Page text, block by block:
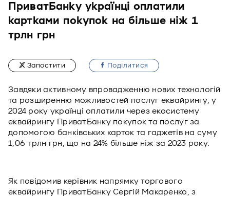
ПриватБанку українці оплатили
картками покупок на більше ніж 1
трлн грн
Запостити Подiлитися
Завдяки активному впровадженню нових технологій
та розширенню можливостей послуг еквайрингу, у
2024 року українці оплатили через екосистему
еквайрингу ПриватБанку покупок та послуг за
допомогою банківських карток та гаджетів на суму
1,06 трлн грн, що на 24% більше ніж за 2023 року.
Як повідомив керівник напрямку торгового
еквайрингу ПриватБанку Сергій Макаренко, з